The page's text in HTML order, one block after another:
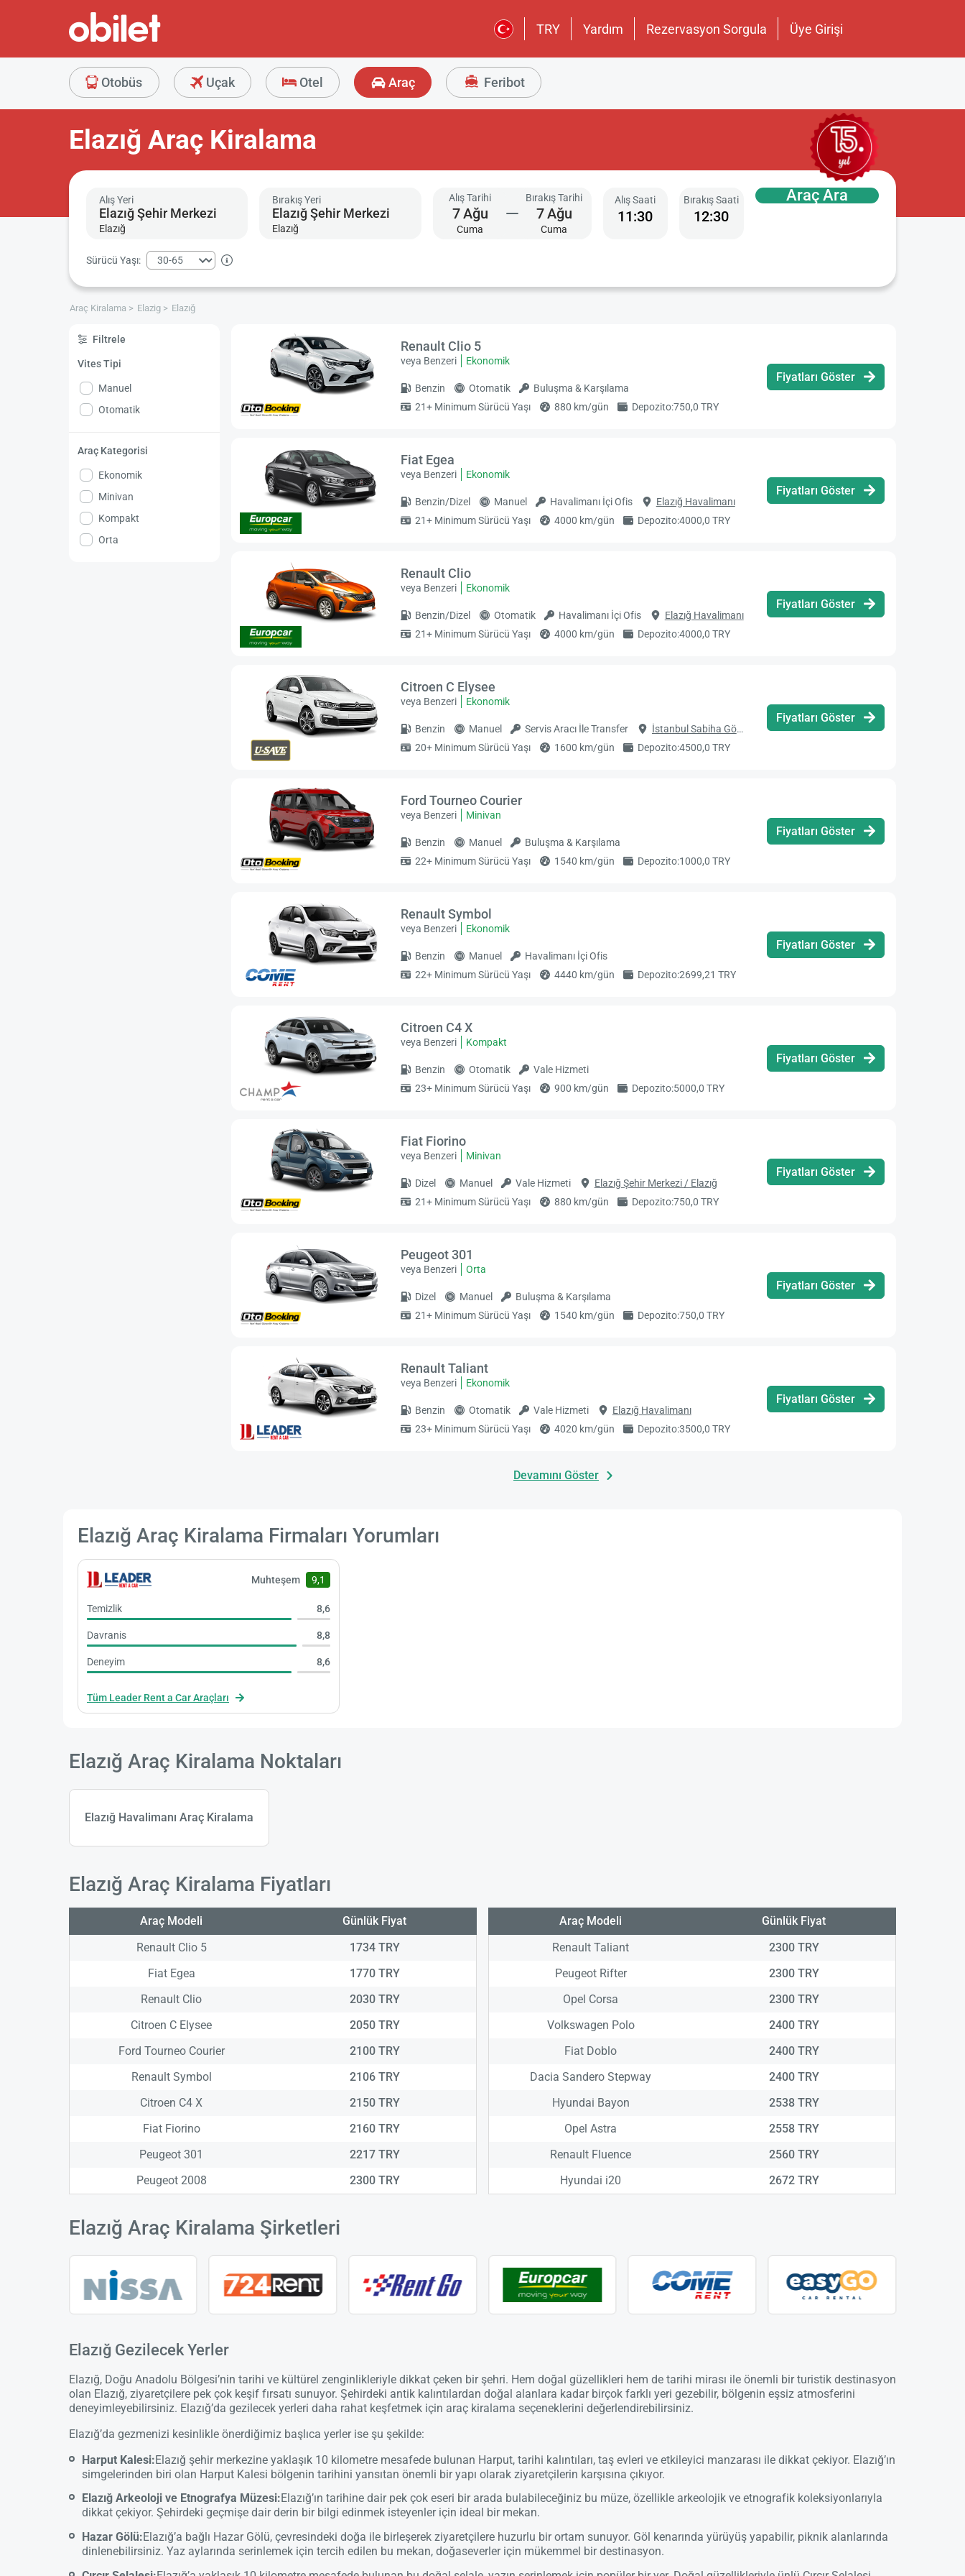
TRY Yardım Rezervasyon Sorgula Üye Girişi
Otobüs Uçak Otel Araç Feribot
Elazığ Araç Kiralama
Alış Yeri
Elazığ
Bırakış Yeri
Elazığ
Alış Tarihi
7Ağu
Cuma
Bırakış Tarihi
7Ağu
Cuma
Alış Saati
11:30
Bırakış Saati
12:30
Araç Ara
Sürücü Yaşı:
Araç Kiralama Elazig Elazığ
Filtrele
Vites Tipi
Manuel
Otomatik
Araç Kategorisi
Ekonomik
Minivan
Kompakt
Orta
Renault Clio 5
veya Benzeri Ekonomik
Benzin Otomatik
Buluşma & Karşılama
21+ Minimum Sürücü Yaşı
880 km/gün Depozito:750,0 TRY
Fiyatları Göster
Fiat Egea
veya Benzeri Ekonomik
Benzin/Dizel Manuel Havalimanı İçi Ofis
Elazığ Havalimanı
21+ Minimum Sürücü Yaşı
4000 km/gün Depozito:4000,0 TRY
Fiyatları Göster
Renault Clio
veya Benzeri Ekonomik
Benzin/Dizel Otomatik Havalimanı İçi Ofis
Elazığ Havalimanı
21+ Minimum Sürücü Yaşı
4000 km/gün Depozito:4000,0 TRY
Fiyatları Göster
Citroen C Elysee
veya Benzeri Ekonomik
Benzin Manuel Servis Aracı İle Transfer
İstanbul Sabiha Gökçen Havalimanı
20+ Minimum Sürücü Yaşı
1600 km/gün Depozito:4500,0 TRY
Fiyatları Göster
Ford Tourneo Courier
veya Benzeri Minivan
Benzin Manuel
Buluşma & Karşılama
22+ Minimum Sürücü Yaşı
1540 km/gün Depozito:1000,0 TRY
Fiyatları Göster
Renault Symbol
veya Benzeri Ekonomik
Benzin Manuel
Havalimanı İçi Ofis
22+ Minimum Sürücü Yaşı
4440 km/gün Depozito:2699,21 TRY
Fiyatları Göster
Citroen C4 X
veya Benzeri Kompakt
Benzin Otomatik
Vale Hizmeti
23+ Minimum Sürücü Yaşı
900 km/gün Depozito:5000,0 TRY
Fiyatları Göster
Fiat Fiorino
veya Benzeri Minivan
Dizel Manuel Vale Hizmeti
Elazığ Şehir Merkezi / Elazığ
21+ Minimum Sürücü Yaşı
880 km/gün Depozito:750,0 TRY
Fiyatları Göster
Peugeot 301
veya Benzeri Orta
Dizel Manuel
Buluşma & Karşılama
21+ Minimum Sürücü Yaşı
1540 km/gün Depozito:750,0 TRY
Fiyatları Göster
Renault Taliant
veya Benzeri Ekonomik
Benzin Otomatik Vale Hizmeti
Elazığ Havalimanı
23+ Minimum Sürücü Yaşı
4020 km/gün Depozito:3500,0 TRY
Fiyatları Göster
Devamını Göster
Elazığ Araç Kiralama Firmaları Yorumları
Muhteşem 9,1
Temizlik 8,6
Davranis 8,8
Deneyim 8,6
Tüm Leader Rent a Car Araçları
Elazığ Araç Kiralama Noktaları
Elazığ Havalimanı Araç Kiralama
Elazığ Araç Kiralama Fiyatları
Araç Modeli
Günlük Fiyat
Renault Clio 5
1734 TRY
Fiat Egea
1770 TRY
Renault Clio
2030 TRY
Citroen C Elysee
2050 TRY
Ford Tourneo Courier
2100 TRY
Renault Symbol
2106 TRY
Citroen C4 X
2150 TRY
Fiat Fiorino
2160 TRY
Peugeot 301
2217 TRY
Peugeot 2008
2300 TRY
Araç Modeli
Günlük Fiyat
Renault Taliant
2300 TRY
Peugeot Rifter
2300 TRY
Opel Corsa
2300 TRY
Volkswagen Polo
2400 TRY
Fiat Doblo
2400 TRY
Dacia Sandero Stepway
2400 TRY
Hyundai Bayon
2538 TRY
Opel Astra
2558 TRY
Renault Fluence
2560 TRY
Hyundai i20
2672 TRY
Elazığ Araç Kiralama Şirketleri
Elazığ Gezilecek Yerler
Elazığ, Doğu Anadolu Bölgesi’nin tarihi ve kültürel zenginlikleriyle dikkat çeken bir şehri. Hem doğal güzellikleri hem de tarihi mirası ile önemli bir turistik destinasyon
olan Elazığ, ziyaretçilere pek çok keşif fırsatı sunuyor. Şehirdeki antik kalıntılardan doğal alanlara kadar birçok farklı yeri gezebilir, bölgenin eşsiz atmosferini
deneyimleyebilirsiniz. Elazığ’da gezilecek yerleri daha rahat keşfetmek için araç kiralama seçeneklerini değerlendirebilirsiniz.
Elazığ’da gezmenizi kesinlikle önerdiğimiz başlıca yerler ise şu şekilde:
Harput Kalesi:Elazığ şehir merkezine yaklaşık 10 kilometre mesafede bulunan Harput, tarihi kalıntıları, taş evleri ve etkileyici manzarası ile dikkat çekiyor. Elazığ’ın
simgelerinden biri olan Harput Kalesi bölgenin tarihini yansıtan önemli bir yapı olarak ziyaretçilerin karşısına çıkıyor.
Elazığ Arkeoloji ve Etnografya Müzesi:Elazığ’ın tarihine dair pek çok eseri bir arada bulabileceğiniz bu müze, özellikle arkeolojik ve etnografik koleksiyonlarıyla
dikkat çekiyor. Şehirdeki geçmişe dair derin bir bilgi edinmek isteyenler için ideal bir mekan.
Hazar Gölü:Elazığ’a bağlı Hazar Gölü, çevresindeki doğa ile birleşerek ziyaretçilere huzurlu bir ortam sunuyor. Göl kenarında yürüyüş yapabilir, piknik alanlarında
dinlenebilirsiniz. Yaz aylarında serinlemek için tercih edilen bu mekan, doğaseverler için mükemmel bir destinasyon.